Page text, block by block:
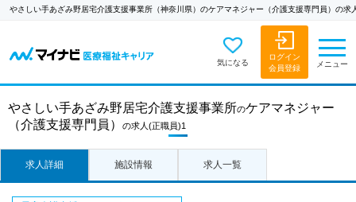
やさしい手あざみ野居宅介護支援事業所（神奈川県）のケアマネジャー（介護支援専門員）の求
気になる
ログイン
会員登録
メニュー
やさしい手あざみ野居宅介護支援事業所のケアマネジャー
（介護支援専門員）
の求人 (正職員)1
求人詳細 施設情報 求人一覧